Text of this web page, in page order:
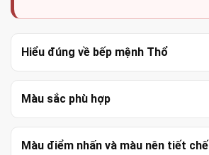
Hiểu đúng về bếp mệnh Thổ
Màu sắc phù hợp
Màu điểm nhấn và màu nên tiết chế